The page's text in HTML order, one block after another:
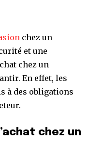
chez un
et une
chez un
En effet, les
à des obligations
chez un